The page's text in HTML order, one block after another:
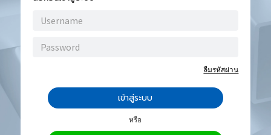
ลืมรหัสผ่าน
เข้าสู่ระบบ
หรือ